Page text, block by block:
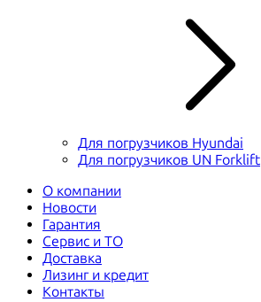
Для погрузчиков Hyundai
Для погрузчиков UN Forklift
О компании
Новости
Гарантия
Сервис и ТО
Доставка
Лизинг и кредит
Контакты